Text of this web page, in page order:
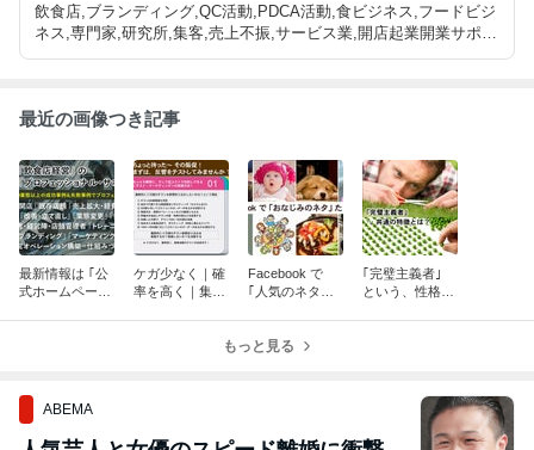
飲食店,ブランディング,QC活動,PDCA活動,食ビジネス,フードビジ
ネス,専門家,研究所,集客,売上不振,サービス業,開店起業開業サポー
最近の画像つき記事
最新情報は ｢公
式ホームページ
ケガ少なく｜確
率を高く｜集客
Facebook で
｢人気のネタた
を、多くの人た
｢完璧主義者｣
という、性格の
もっと見る
ABEMA